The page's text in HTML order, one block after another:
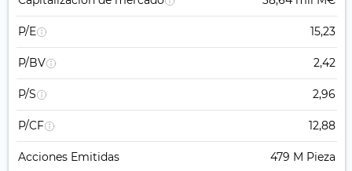
P/E 15,23
P/BV 2,42
P/S 2,96
P/CF 12,88
Acciones Emitidas 479 M Pieza